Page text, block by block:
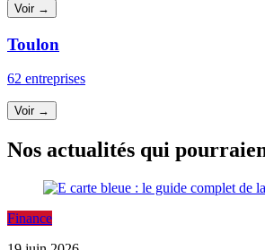
Voir →
Toulon
62 entreprises
Voir →
Nos actualités qui
Finance